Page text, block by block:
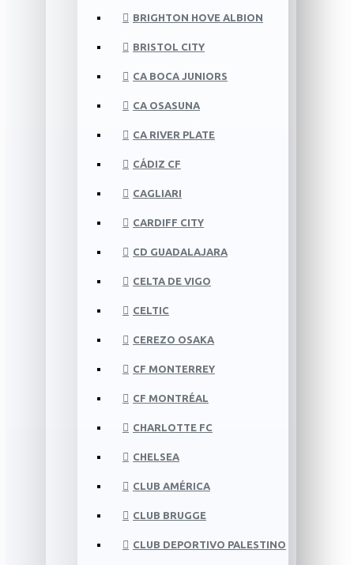
BRIGHTON HOVE ALBION
BRISTOL CITY
CA BOCA JUNIORS
CA OSASUNA
CA RIVER PLATE
CÁDIZ CF
CAGLIARI
CARDIFF CITY
CD GUADALAJARA
CELTA DE VIGO
CELTIC
CEREZO OSAKA
CF MONTERREY
CF MONTRÉAL
CHARLOTTE FC
CHELSEA
CLUB AMÉRICA
CLUB BRUGGE
CLUB DEPORTIVO PALESTINO